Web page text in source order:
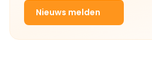
Nieuws melden